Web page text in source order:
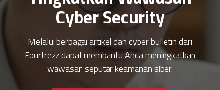
Cyber Security
Melalui berbagai artikel dan cyber bulletin dari
Fourtrezz dapat membantu Anda meningkatkan
wawasan seputar keamanan siber.